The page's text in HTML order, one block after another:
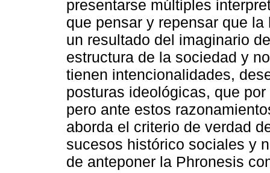
presentarse múltiples
que pensar y repensar que
un resultado del imaginario
estructura de la sociedad y
tienen intencionalidades,
posturas ideológicas, que
pero ante estos
aborda el criterio de verdad
sucesos histórico sociales y
de anteponer la Phronesis